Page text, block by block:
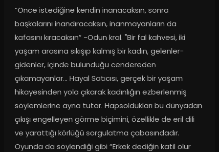
“Önce istediğine kendin inanacaksın, sonra
başkalarını inandıracaksın, inanmayanların da
kafasını kıracaksın” -Odun kral. "Bir fal kahvesi, iki
yaşam arasına sıkışıp kalmış bir kadın, gelenler-
gidenler, içinde bulunduğu cendereden
çıkamayanlar... Hayal Satıcısı, gerçek bir yaşam
hikayesinden yola çıkarak kadınlığın ezberlenmiş
söylemlerine ayna tutar. Hapsoldukları bu dünyadan
çıkışı engelleyen görme biçimini, özellikle de eril dili
ve yarattığı körlüğü sorgulatma çabasındadır.
Oyunda da söylendiği gibi “Erkek dediğin katil olur